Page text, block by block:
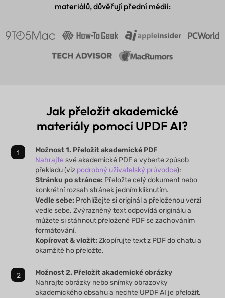
materiálů, důvěřují přední médií:
Jak přeložit akademické
materiály pomocí UPDF AI?
Možnost 1. Přeložit akademické PDF
Nahrajte své akademické PDF a vyberte způsob
překladu (viz podrobný uživatelský průvodce):
Stránku po stránce: Přeložte celý dokument nebo
konkrétní rozsah stránek jedním kliknutím.
Vedle sebe: Prohlížejte si originál a přeloženou verzi
vedle sebe. Zvýrazněný text odpovídá originálu a
můžete si stáhnout přeložené PDF se zachováním
formátování.
Kopírovat & vložit: Zkopírujte text z PDF do chatu a
okamžitě ho přeložte.
Možnost 2. Přeložit akademické obrázky
Nahrajte obrázky nebo snímky obrazovky
akademického obsahu a nechte UPDF AI je přeložit.